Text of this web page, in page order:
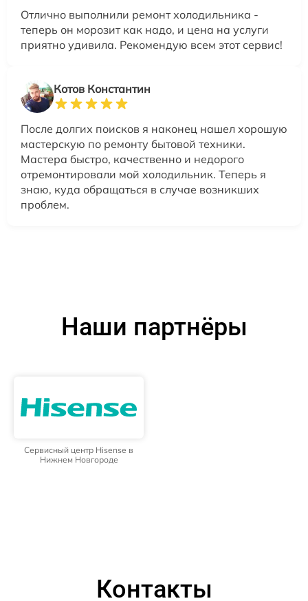
Отлично выполнили ремонт холодильника -
теперь он морозит как надо, и цена на услуги
приятно удивила. Рекомендую всем этот сервис!
Котов Константин
После долгих поисков я наконец нашел хорошую
мастерскую по ремонту бытовой техники.
Мастера быстро, качественно и недорого
отремонтировали мой холодильник. Теперь я
знаю, куда обращаться в случае возникших
проблем.
Наши партнёры
Сервисный центр Hisense в
Нижнем Новгороде
Контакты